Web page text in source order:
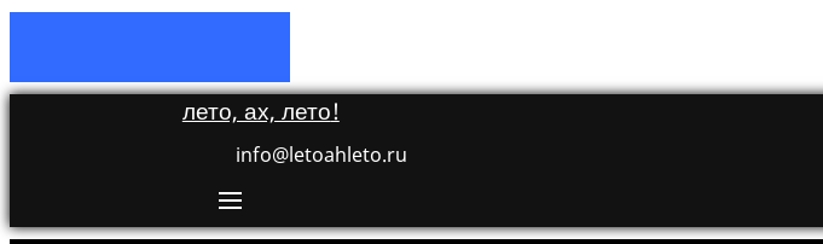
лето, ах, лето!
info@letoahleto.ru